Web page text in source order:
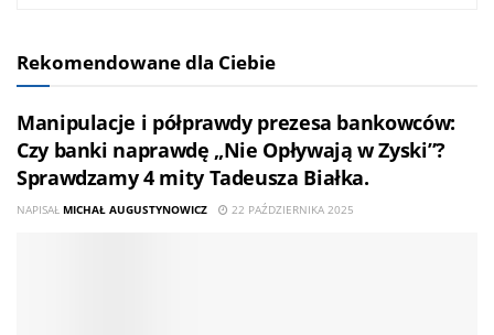
Rekomendowane dla Ciebie
Manipulacje i półprawdy prezesa bankowców:
Czy banki naprawdę „Nie Opływają w Zyski”?
Sprawdzamy 4 mity Tadeusza Białka.
NAPISAŁ MICHAŁ AUGUSTYNOWICZ 22 PAŹDZIERNIKA 2025